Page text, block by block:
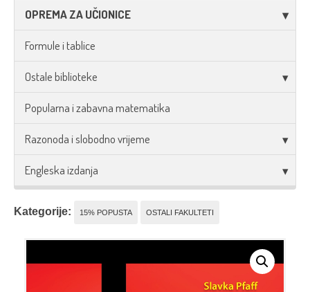
OPREMA ZA UČIONICE
Formule i tablice
Ostale biblioteke
Popularna i zabavna matematika
Razonoda i slobodno vrijeme
Engleska izdanja
Kategorije: 15% POPUSTA OSTALI FAKULTETI